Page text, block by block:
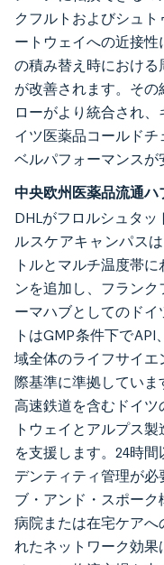
クフルトおよびシュ
ートウェイへの近接
の積み替え時におけ
が改善されます。そ
ローがより統合され
イツ医薬品コールド
ベルパフォーマンスが
中央欧州医薬品流通ハ
DHLがフロルシュタ
ルスケアキャンパス
トルとマルチ温度帯
ンを追加し、フラン
ーマハブとしてのド
トはGMP条件下で
域全体のライフサイ
際基準に準拠してい
高速鉄道を含むドイ
トウェイとアルプス
を支援します。24時
デンティティ管理が
ブ・アンド・スポー
病院または在宅ケアへ
れたネットワーク効